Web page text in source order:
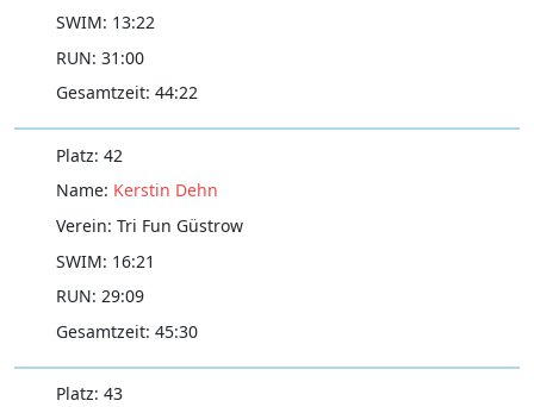
13:22
31:00
44:22
42
Kerstin Dehn
Tri Fun Güstrow
16:21
29:09
45:30
43